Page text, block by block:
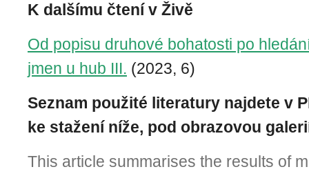
K dalšímu čtení v Živě
Od popisu druhové bohatosti po
jmen u hub III. (2023, 6)
Seznam použité literatury najdete v
ke stažení níže, pod obrazovou
This article summarises the results of